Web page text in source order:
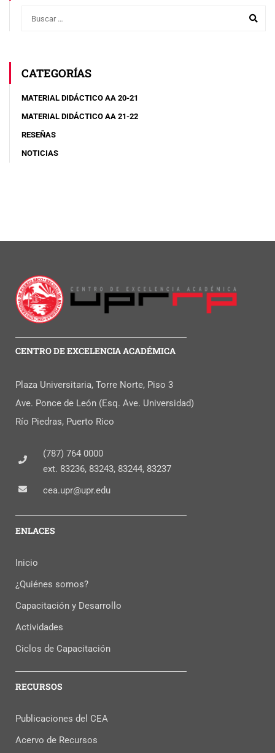
CATEGORÍAS
MATERIAL DIDÁCTICO AA 20-21
MATERIAL DIDÁCTICO AA 21-22
RESEÑAS
NOTICIAS
CENTRO DE EXCELENCIA ACADÉMICA
Plaza Universitaria, Torre Norte, Piso 3
Ave. Ponce de León (Esq. Ave. Universidad)
Río Piedras, Puerto Rico
(787) 764 0000
ext. 83236, 83243, 83244, 83237
cea.upr@upr.edu
ENLACES
Inicio
¿Quiénes somos?
Capacitación y Desarrollo
Actividades
Ciclos de Capacitación
RECURSOS
Publicaciones del CEA
Acervo de Recursos